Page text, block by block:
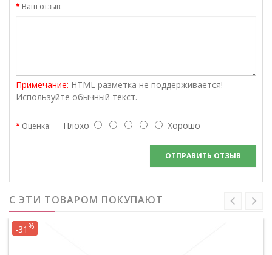
Ваш отзыв:
Примечание: HTML разметка не поддерживается!
Используйте обычный текст.
Оценка: Плохо Хорошо
ОТПРАВИТЬ ОТЗЫВ
С ЭТИ ТОВАРОМ ПОКУПАЮТ
-31 %